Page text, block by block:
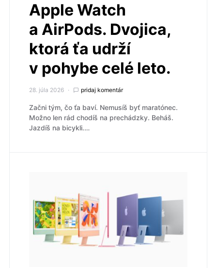
Apple Watch
a AirPods. Dvojica,
ktorá ťa udrží
v pohybe celé leto.
28. júla 2026 pridaj komentár
Začni tým, čo ťa baví. Nemusíš byť maratónec.
Možno len rád chodíš na prechádzky. Beháš.
Jazdíš na bicykli.…